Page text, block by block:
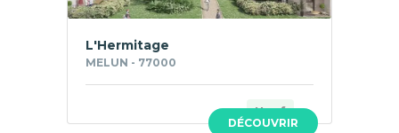
DÉCOUVRIR
L'Hermitage
MELUN - 77000
Neuf